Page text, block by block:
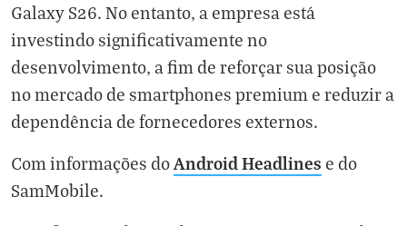
Galaxy S26. No entanto, a empresa está
investindo significativamente no
desenvolvimento, a fim de reforçar sua posição
no mercado de smartphones premium e reduzir a
dependência de fornecedores externos.
Com informações doAndroid Headlines e do
SamMobile.